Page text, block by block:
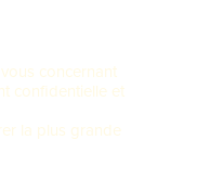
concernant
confidentielle et
la plus grande